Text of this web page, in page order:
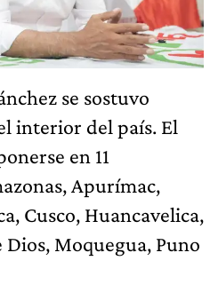
se sostuvo
interior del país. El
en 11
Apurímac,
Cusco, Huancavelica,
Moquegua, Puno